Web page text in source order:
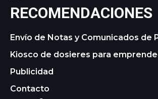
RECOMENDACIONES
Envío de Notas y Comunicados de
Kiosco de dosieres para
Publicidad
Contacto